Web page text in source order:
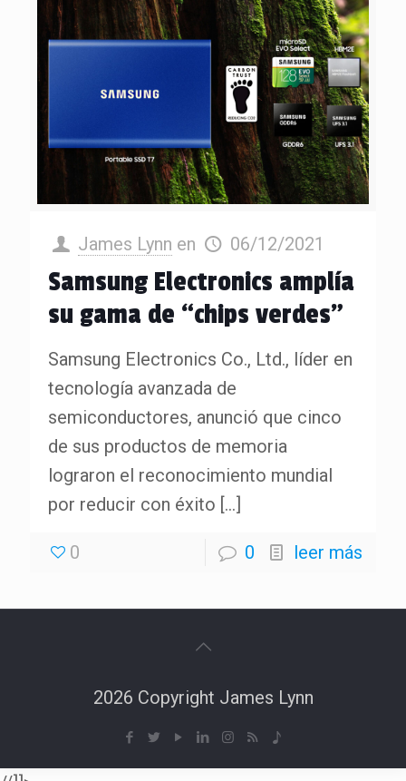
James Lynn en 06/12/2021
Samsung Electronics amplía
su gama de “chips verdes”
Samsung Electronics Co., Ltd., líder en
tecnología avanzada de
semiconductores, anunció que cinco
de sus productos de memoria
lograron el reconocimiento mundial
por reducir con éxito […]
0 0 leer más
2026 Copyright James Lynn